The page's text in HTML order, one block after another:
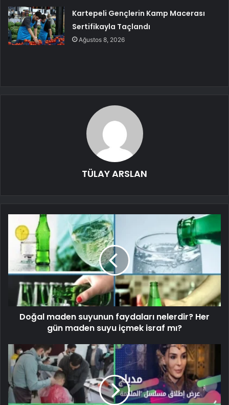
Kartepeli Gençlerin Kamp Macerası
Sertifikayla Taçlandı
Ağustos 8, 2026
TÜLAY ARSLAN
Doğal maden suyunun faydaları nelerdir? Her
gün maden suyu içmek israf mı?